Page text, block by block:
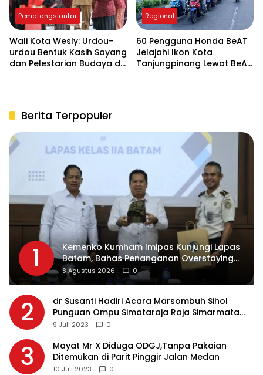
Pematangsiantar
Wali Kota Wesly: Urdou-
urdou Bentuk Kasih Sayang
dan Pelestarian Budaya di
Regional
60 Pengguna Honda BeAT
Jelajahi Ikon Kota
Tanjungpinang Lewat BeAT
Berita Terpopuler
1
Kemenko Kumham Imipas Kunjungi Lapas
Batam, Bahas Penanganan Overstaying
dan Implementasi KUHP Baru
8 Agustus 2026 0
2
dr Susanti Hadiri Acara Marsombuh Sihol
Punguan Ompu Simataraja Raja Simarmata
Dohot Boruna Kota Siantar
9 Juli 2023 0
3
Mayat Mr X Diduga ODGJ,Tanpa Pakaian
Ditemukan di Parit Pinggir Jalan Medan
10 Juli 2023 0